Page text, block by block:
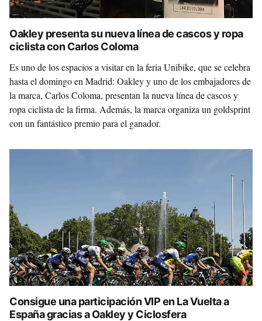
Oakley presenta su nueva línea de cascos y ropa
ciclista con Carlos Coloma
Es uno de los espacios a visitar en la feria Unibike, que se celebra
hasta el domingo en Madrid: Oakley y uno de los embajadores de
la marca, Carlos Coloma, presentan la nueva línea de cascos y
ropa ciclista de la firma. Además, la marca organiza un goldsprint
con un fantástico premio para el ganador.
Consigue una participación VIP en La Vuelta a
España gracias a Oakley y Ciclosfera